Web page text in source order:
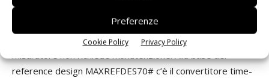
Preferenze
Cookie Policy Privacy Policy
misuratori meccanici e che può operare con una batteria di
formato “A” per almeno 20 anni. Grazie alla resistenza ai
contaminanti del componente MAXREFDES70#, il
misuratore non richiede manutenzione. Alla base del
reference design MAXREFDES70# c’è il convertitore time-